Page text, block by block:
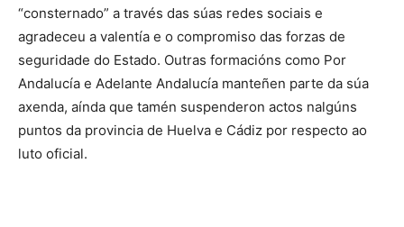
“consternado” a través das súas redes sociais e
agradeceu a valentía e o compromiso das forzas de
seguridade do Estado. Outras formacións como Por
Andalucía e Adelante Andalucía manteñen parte da súa
axenda, aínda que tamén suspenderon actos nalgúns
puntos da provincia de Huelva e Cádiz por respecto ao
luto oficial.